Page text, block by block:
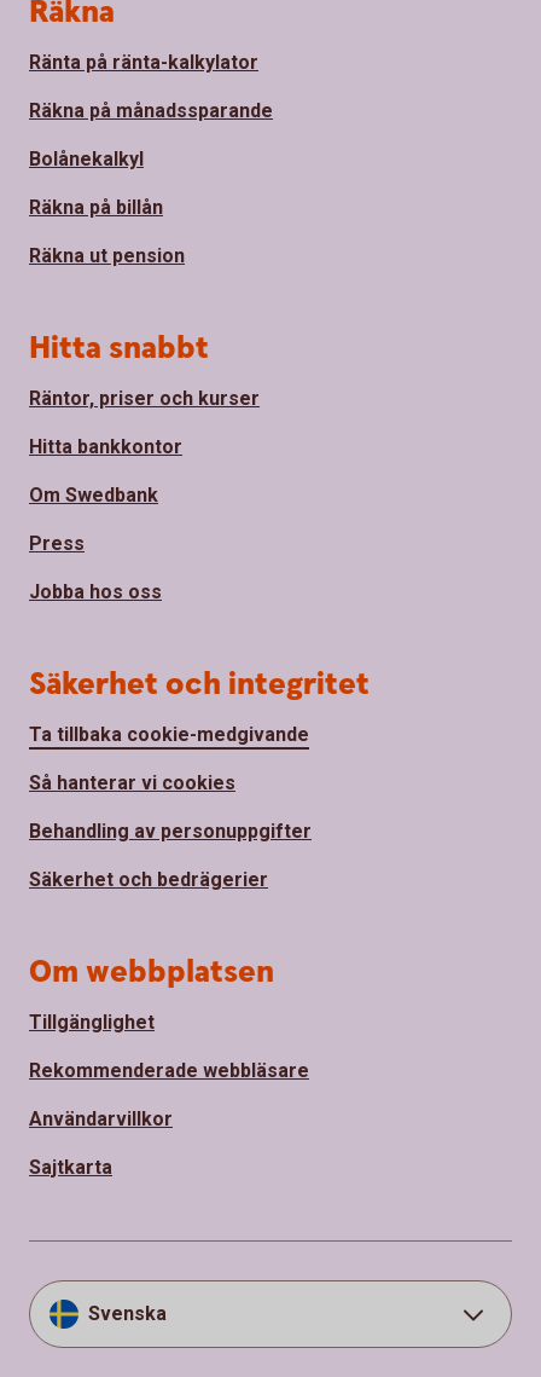
Räkna
Ränta på ränta-kalkylator
Räkna på månadssparande
Bolånekalkyl
Räkna på billån
Räkna ut pension
Hitta snabbt
Räntor, priser och kurser
Hitta bankkontor
Om Swedbank
Press
Jobba hos oss
Säkerhet och integritet
Ta tillbaka cookie-medgivande
Så hanterar vi cookies
Behandling av personuppgifter
Säkerhet och bedrägerier
Om webbplatsen
Tillgänglighet
Rekommenderade webbläsare
Användarvillkor
Sajtkarta
Svenska